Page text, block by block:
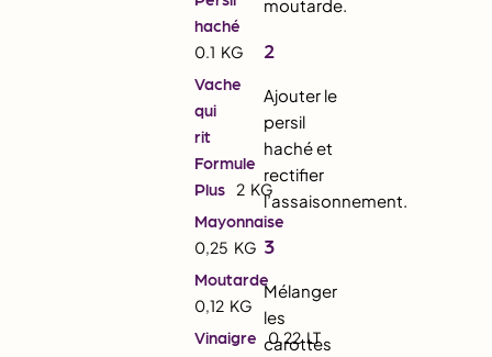
haché
0.1 KG
Vache
qui
rit
Formule
Plus
2 KG
Mayonnaise
0,25 KG
Moutarde
0,12 KG
Vinaigre 0,22 LT
moutarde.
2
Ajouter le
persil
haché et
rectifier
l’assaisonnement.
3
Mélanger
les
carottes